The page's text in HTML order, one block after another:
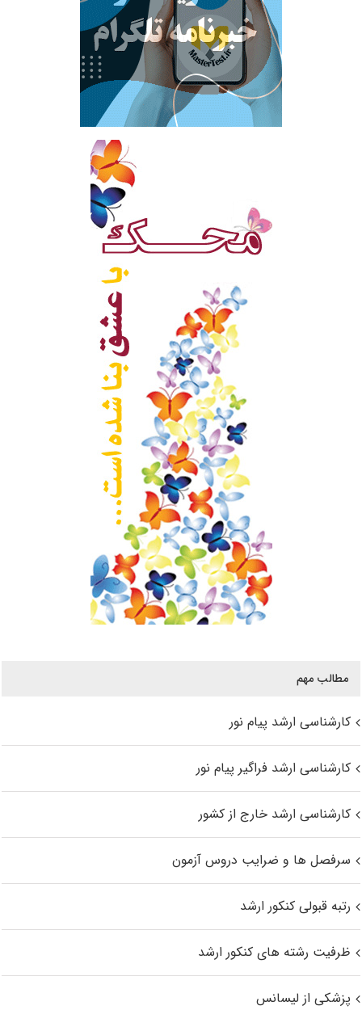
مطالب مهم
کارشناسی ارشد پیام نور
کارشناسی ارشد فراگیر پیام نور
کارشناسی ارشد خارج از کشور
سرفصل ها و ضرایب دروس آزمون
رتبه قبولی کنکور ارشد
ظرفیت رشته های کنکور ارشد
پزشکی از لیسانس